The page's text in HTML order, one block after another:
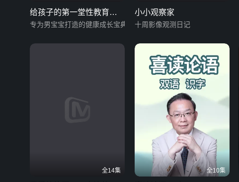
给孩子的第一堂性教育课
（男版）
专为男宝宝打造的健康成长宝典
小小观察家
十周影像观测日记
全14集 全10集